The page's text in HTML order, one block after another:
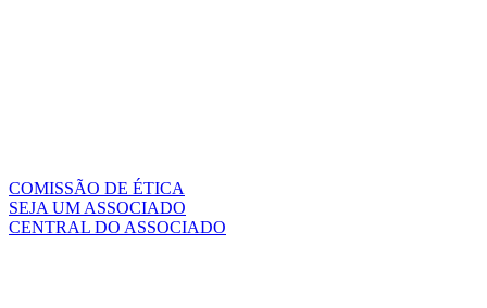
COMISSÃO DE ÉTICA
SEJA UM ASSOCIADO
CENTRAL DO ASSOCIADO